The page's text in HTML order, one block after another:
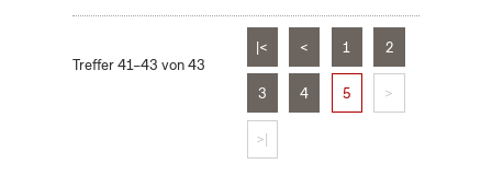
Treffer 41–43 von 43
|< < 1 2
3 4 5 >
>|